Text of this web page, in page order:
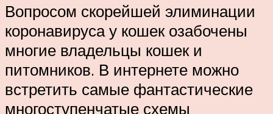
Вопросом скорейшей элиминации
коронавируса у кошек озабочены
многие владельцы кошек и
питомников. В интернете можно
встретить самые фантастические
многоступенчатые схемы